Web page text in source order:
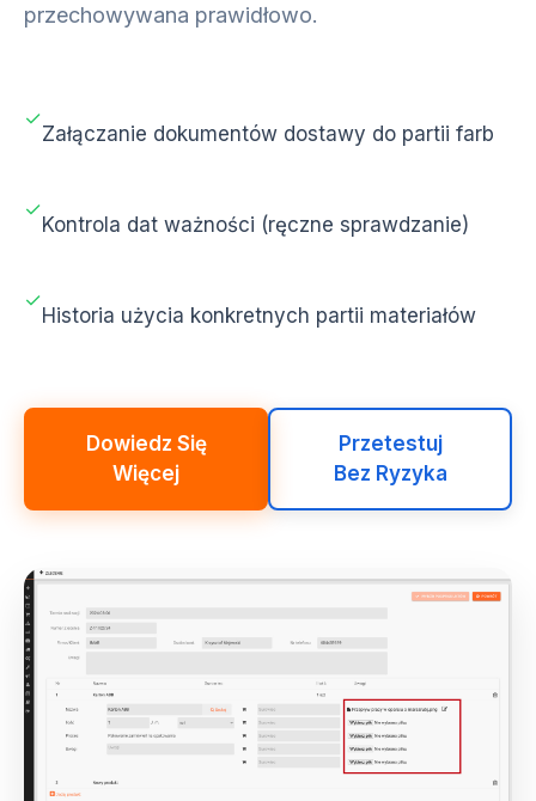
przechowywana prawidłowo.
✓
Załączanie dokumentów dostawy do partii farb
✓
Kontrola dat ważności (ręczne sprawdzanie)
✓
Historia użycia konkretnych partii materiałów
Dowiedz Się
Więcej
Przetestuj
Bez Ryzyka